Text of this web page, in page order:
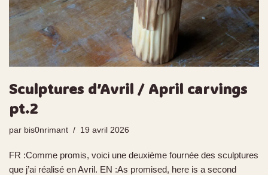
Sculptures d’Avril / April carvings
pt.2
par bis0nrimant 19 avril 2026
FR :Comme promis, voici une deuxième fournée des sculptures
que j’ai réalisé en Avril. EN :As promised, here is a second